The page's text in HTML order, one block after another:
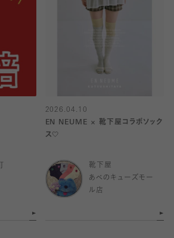
2026.04.10
EN NEUME × 靴下屋コラボソック
ス🤍
靴下屋
あべのキューズモー
ル店